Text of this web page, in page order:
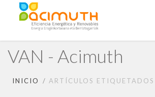
VAN - Acimuth
INICIO ARTÍCULOS ETIQUETADOS